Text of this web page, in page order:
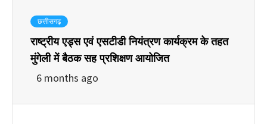
छत्तीसगढ़
राष्ट्रीय एड्स एवं एसटीडी नियंत्रण कार्यक्रम के तहत
मुंगेली में बैठक सह प्रशिक्षण आयोजित
6 months ago